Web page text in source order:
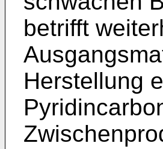
betrifft
Herstellung